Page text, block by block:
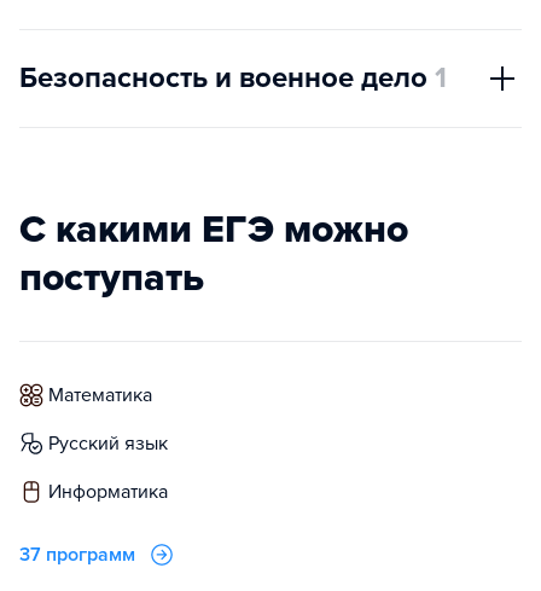
Безопасность и военное дело 1
С какими ЕГЭ можно
поступать
математика
русский язык
информатика
37 программ